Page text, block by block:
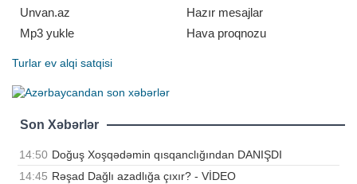
Unvan.az
Hazır mesajlar
Mp3 yukle
Hava proqnozu
Turlar ev alqi satqisi
Son Xəbərlər
14:50 Doğuş Xoşqədəmin qısqanclığından DANIŞDI
14:45 Rəşad Dağlı azadlığa çıxır? - VİDEO